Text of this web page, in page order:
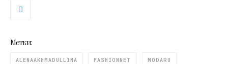
Метки:
ALENAAKHMADULLINA FASHIONNET MODARU